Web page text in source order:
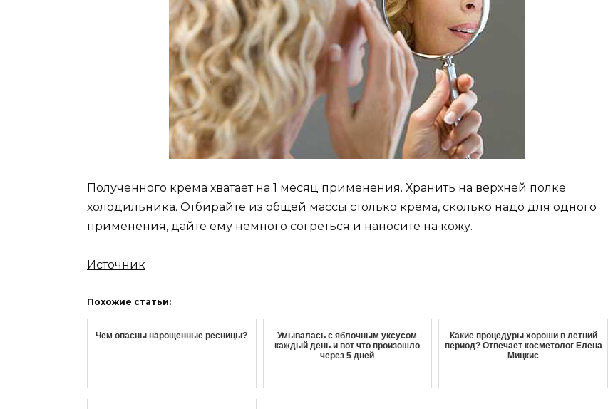
Полученного крема хватает на 1 месяц применения. Хранить на верхней полке
холодильника. Отбирайте из общей массы столько крема, сколько надо для одного
применения, дайте ему немного согреться и наносите на кожу.
Источник
Похожие статьи:
Чем опасны нарощенные ресницы?
Умывалась с яблочным уксусом
каждый день и вот что произошло
через 5 дней
Какие процедуры хороши в летний
период? Отвечает косметолог Елена
Мицкис